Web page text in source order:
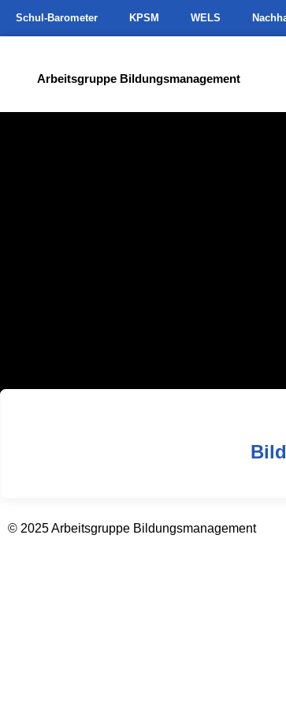
Schul-Barometer KPSM WELS
Arbeitsgruppe Bildungsmanagement
© 2025 Arbeitsgruppe Bildungsmanagement